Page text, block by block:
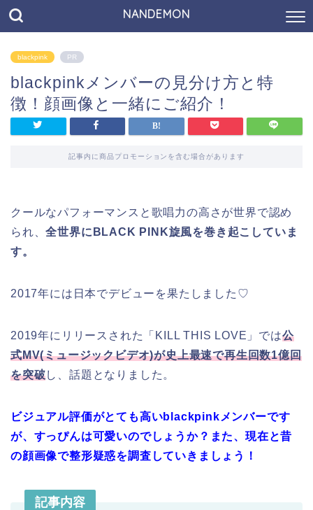
NANDEMON
blackpink PR
blackpinkメンバーの見分け方と特
徴！顔画像と一緒にご紹介！
記事内に商品プロモーションを含む場合があります
クールなパフォーマンスと歌唱力の高さが世界で認め
られ、全世界にBLACK PINK旋風を巻き起こしていま
す。
2017年には日本でデビューを果たしました♡
2019年にリリースされた「KILL THIS LOVE」では公
式MV(ミュージックビデオ)が史上最速で再生回数1億回
を突破し、話題となりました。
ビジュアル評価がとても高いblackpinkメンバーです
が、すっぴんは可愛いのでしょうか？また、現在と昔
の顔画像で整形疑惑を調査していきましょう！
記事内容